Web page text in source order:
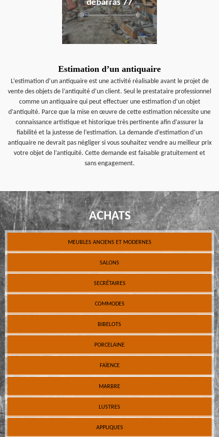
débarras 77
Estimation d’un antiquaire
L’estimation d’un antiquaire est une activité réalisable avant le projet de
vente des objets de l’antiquité d’un client. Seul le prestataire professionnel
comme un antiquaire qui peut effectuer une estimation d’un objet
d’antiquité. Parce que la mise en œuvre de cette estimation nécessite une
connaissance artistique et historique très pertinente afin d’assurer la
fiabilité et la justesse de l’estimation. La demande d’estimation d’un
antiquaire ne devrait pas négliger si vous souhaitez vendre au meilleur prix
votre objet de l’antiquité. Cette demande est faisable gratuitement et
sans engagement.
ACHATS
MEUBLES ANCIENS ET MODERNES
SALONS
SECRÉTAIRES
COMMODES
BIBELOTS
PORCELAINE
FAÏENCE
MARBRE
LUSTRES
APPLIQUES